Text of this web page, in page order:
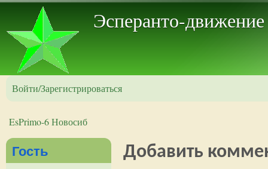
Эсперанто-
Войти/Зарегистрироваться
Вы здесь
EsPrimo-6 Новосиб
Добавить
Гость